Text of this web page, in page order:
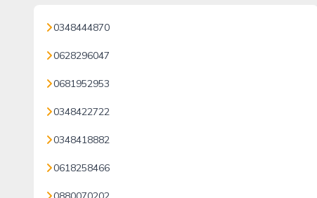
0348444870
0628296047
0681952953
0348422722
0348418882
0618258466